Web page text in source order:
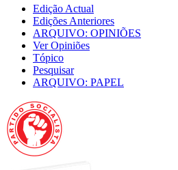
Edição Actual
Edições Anteriores
ARQUIVO: OPINIÕES
Ver Opiniões
Tópico
Pesquisar
ARQUIVO: PAPEL